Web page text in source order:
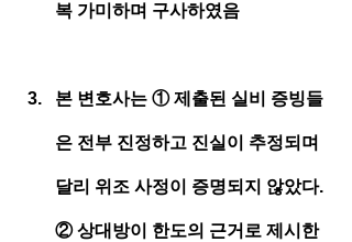
복 가미하며 구사하였음
본 변호사는 ① 제출된 실비 증빙들
은 전부 진정하고 진실이 추정되며
달리 위조 사정이 증명되지 않았다.
② 상대방이 한도의 근거로 제시한